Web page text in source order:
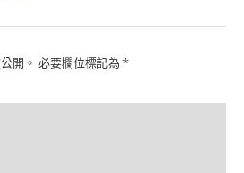
開。 必要欄位標記為 *